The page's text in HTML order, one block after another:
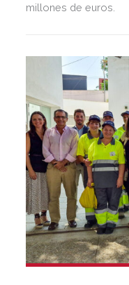
millones de euros.